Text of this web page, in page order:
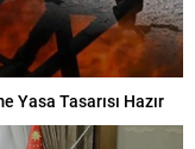
Yasa Tasarısı Hazır